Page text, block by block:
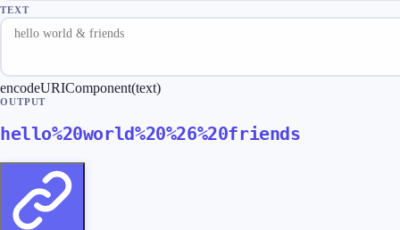
TEXT
encodeURIComponent(text)
OUTPUT
hello%20world%20%26%20friends